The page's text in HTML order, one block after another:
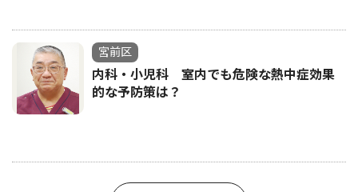
宮前区
内科・小児科 室内でも危険な熱中症効果
的な予防策は？